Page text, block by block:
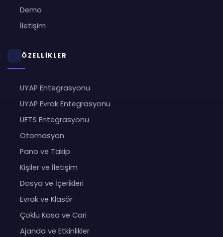
Demo
İletişim
ÖZELLİKLER
UYAP Entegrasyonu
UYAP Evrak Entegrasyonu
UETS Entegrasyonu
Otomasyon
Pano ve Takip
Kişiler ve İletişim
Dosya ve İçerikleri
Evrak ve Klasör
Çoklu Kasa ve Cari
Ajanda ve Etkinlikler